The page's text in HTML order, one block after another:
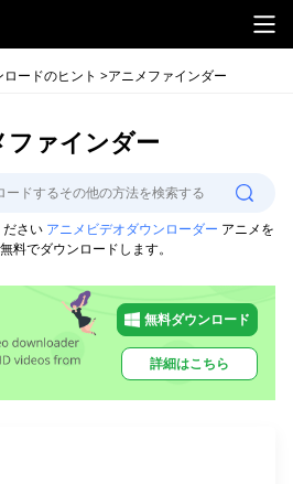
ードのヒント >アニメファインダー
ファインダー
さい アニメビデオダウンローダー アニメを
料でダウンロードします。
無料ダウンロード
詳細はこちら